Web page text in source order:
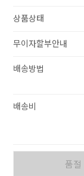
상품상태
무이자할부안내
배송방법
배송비
품절